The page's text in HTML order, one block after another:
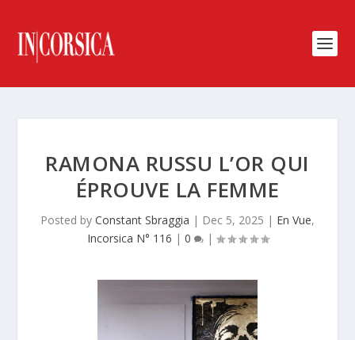
RAMONA RUSSU L’OR QUI
ÉPROUVE LA FEMME
Posted by Constant Sbraggia | Dec 5, 2025 | En Vue,
Incorsica N° 116 | 0 |